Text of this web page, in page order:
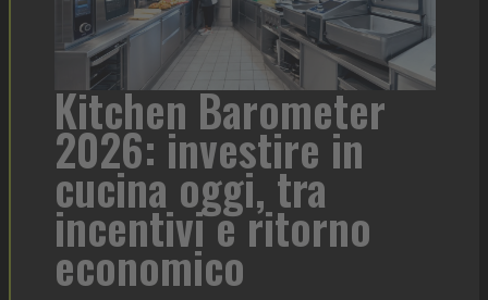
Kitchen Barometer
2026: investire in
cucina oggi, tra
incentivi e ritorno
economico